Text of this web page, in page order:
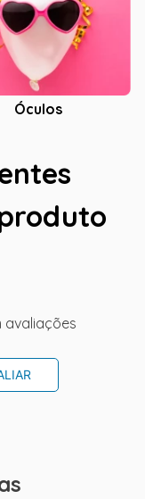
Óculos
avaliações